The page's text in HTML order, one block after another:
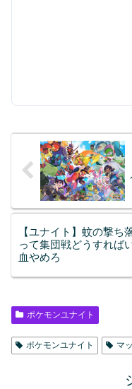
【ユナイト】蚊の撃ち
って集団戦どうすれば
血やめろ
ポケモンユナイト
ポケモンユナイト マ